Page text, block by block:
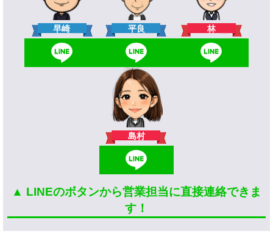
早崎 平良 林
島村
▲ LINEのボタンから営業担当に直接連絡できま
す！